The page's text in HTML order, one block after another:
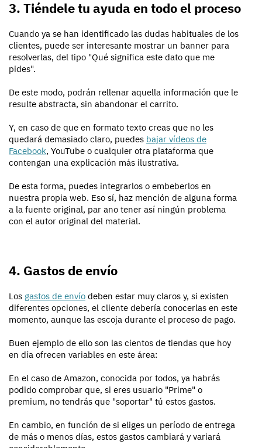
3. Tiéndele tu ayuda en todo el proceso
Cuando ya se han identificado las dudas habituales de los
clientes, puede ser interesante mostrar un banner para
resolverlas, del tipo "Qué significa este dato que me
pides".
De este modo, podrán rellenar aquella información que le
resulte abstracta, sin abandonar el carrito.
Y, en caso de que en formato texto creas que no les
quedará demasiado claro, puedes bajar vídeos de
Facebook, YouTube o cualquier otra plataforma que
contengan una explicación más ilustrativa.
De esta forma, puedes integrarlos o embeberlos en
nuestra propia web. Eso sí, haz mención de alguna forma
a la fuente original, par ano tener así ningún problema
con el autor original del material.
4. Gastos de envío
Los gastos de envío deben estar muy claros y, si existen
diferentes opciones, el cliente debería conocerlas en este
momento, aunque las escoja durante el proceso de pago.
Buen ejemplo de ello son las cientos de tiendas que hoy
en día ofrecen variables en este área:
En el caso de Amazon, conocida por todos, ya habrás
podido comprobar que, si eres usuario "Prime" o
premium, no tendrás que "soportar" tú estos gastos.
En cambio, en función de si eliges un período de entrega
de más o menos días, estos gastos cambiará y variará